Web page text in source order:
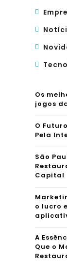
Os
jogos
O
Pela
São
Capital
o lucro
A
Que o